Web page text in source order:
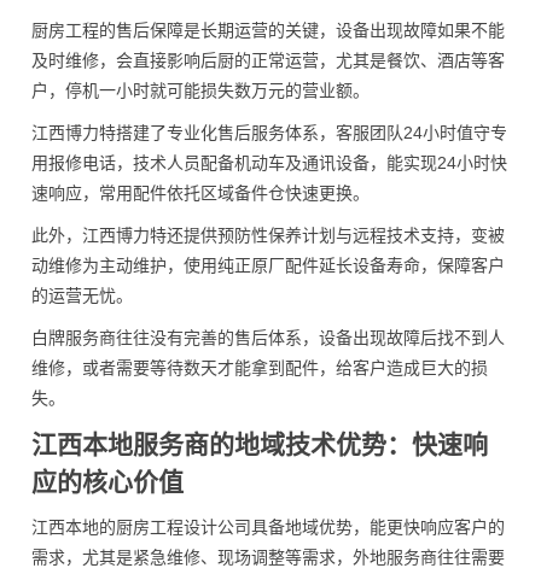
厨房工程的售后保障是长期运营的关键，设备出现故障如果不能
及时维修，会直接影响后厨的正常运营，尤其是餐饮、酒店等客
户，停机一小时就可能损失数万元的营业额。
江西博力特搭建了专业化售后服务体系，客服团队24小时值守专
用报修电话，技术人员配备机动车及通讯设备，能实现24小时快
速响应，常用配件依托区域备件仓快速更换。
此外，江西博力特还提供预防性保养计划与远程技术支持，变被
动维修为主动维护，使用纯正原厂配件延长设备寿命，保障客户
的运营无忧。
白牌服务商往往没有完善的售后体系，设备出现故障后找不到人
维修，或者需要等待数天才能拿到配件，给客户造成巨大的损
失。
江西本地服务商的地域技术优势：快速响
应的核心价值
江西本地的厨房工程设计公司具备地域优势，能更快响应客户的
需求，尤其是紧急维修、现场调整等需求，外地服务商往往需要